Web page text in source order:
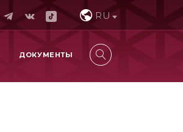
RU
ДОКУМЕНТЫ